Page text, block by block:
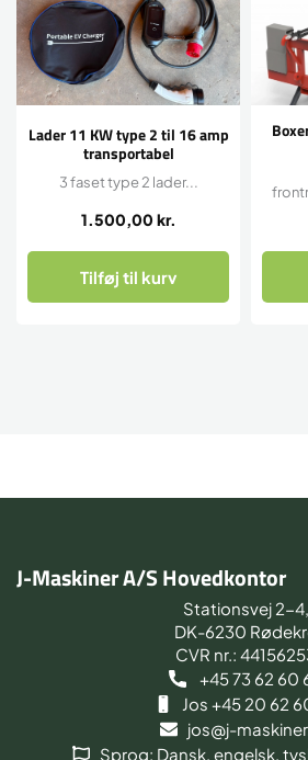
Lader 11 KW type 2 til 16 amp
transportabel
1.500,00 kr.
3 faset type 2 lader...
Tilføj til kurv
J-Maskiner A/S Hovedkontor
Stationsvej 2-4,
DK-6230
CVR nr.:
+45 73 62 60
Jos +45 20 62
jos@j-
Sprog: Dansk, engelsk,